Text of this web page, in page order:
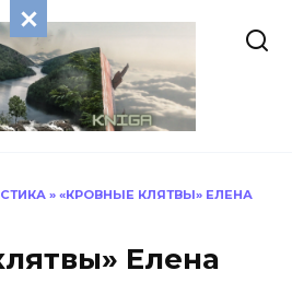
» «КРОВНЫЕ КЛЯТВЫ» ЕЛЕНА
Елена